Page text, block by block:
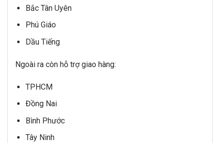
Bắc Tân Uyên
Phú Giáo
Dầu Tiếng
Ngoài ra còn hỗ trợ giao hàng:
TPHCM
Đồng Nai
Bình Phước
Tây Ninh